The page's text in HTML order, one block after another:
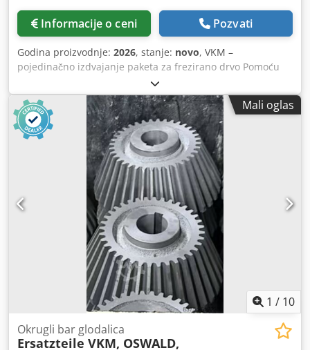
Informacije o ceni Pozvati
Godina proizvodnje: 2026, stanje: novo, VKM –
pojedinačno izdvajanje paketa za frezirano drvo Pomoću
izdvajanja već freziranih drvenih elemenata, bilo da su
nasumično poređani ili u paketu, omogućava se ekonomski
isplativa dalja obrada. U dvostepenom procesu drvo se
izdvaja za dalju obradu. Takođe je moguće kontrolisano
ubacivanje pojedinačno izdvojenog drveta u toku
kontinuiranog procesa. Ubacivač je mehanički konstruisan
tako da pouzdano ubacuje i krivo drvo. Pored toga, može
se prilagoditi prečniku drvenih elemenata, tako da se
transportuje samo jedan komad i time sprečava zastoj u
narednom procesu. Dkedeg Rxhgopfx Acder
Mali oglas
1 / 10
Okrugli bar glodalica
Ersatzteile VKM, OSWALD,